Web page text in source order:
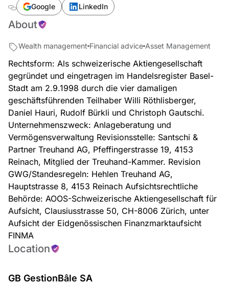
Google LinkedIn
About
Wealth management Financial advice Asset Management
Rechtsform: Als schweizerische Aktiengesellschaft
gegründet und eingetragen im Handelsregister Basel-
Stadt am 2.9.1998 durch die vier damaligen
geschäftsführenden Teilhaber Willi Röthlisberger,
Daniel Hauri, Rudolf Bürkli und Christoph Gautschi.
Unternehmenszweck: Anlageberatung und
Vermögensverwaltung Revisionsstelle: Santschi &
Partner Treuhand AG, Pfeffingerstrasse 19, 4153
Reinach, Mitglied der Treuhand-Kammer. Revision
GWG/Standesregeln: Hehlen Treuhand AG,
Hauptstrasse 8, 4153 Reinach Aufsichtsrechtliche
Behörde: AOOS-Schweizerische Aktiengesellschaft für
Aufsicht, Clausiusstrasse 50, CH-8006 Zürich, unter
Aufsicht der Eidgenössischen Finanzmarktaufsicht
FINMA
Location
GB GestionBâle SA